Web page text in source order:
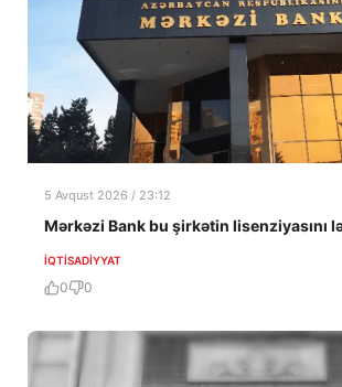
5 Avqust 2026 / 23:12
Mərkəzi Bank bu şirkətin lisenziyasını
İQTISADIYYAT
0 0